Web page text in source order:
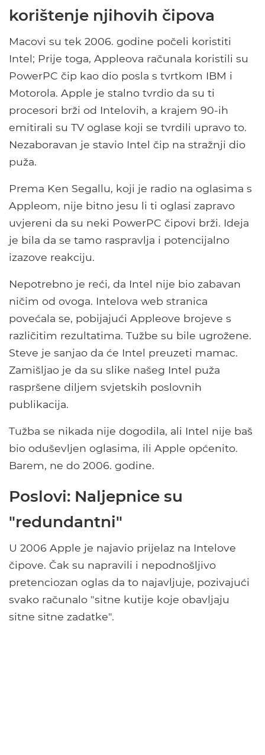
korištenje njihovih čipova
Macovi su tek 2006. godine počeli koristiti
Intel; Prije toga, Appleova računala koristili su
PowerPC čip kao dio posla s tvrtkom IBM i
Motorola. Apple je stalno tvrdio da su ti
procesori brži od Intelovih, a krajem 90-ih
emitirali su TV oglase koji se tvrdili upravo to.
Nezaboravan je stavio Intel čip na stražnji dio
puža.
Prema Ken Segallu, koji je radio na oglasima s
Appleom, nije bitno jesu li ti oglasi zapravo
uvjereni da su neki PowerPC čipovi brži. Ideja
je bila da se tamo raspravlja i potencijalno
izazove reakciju.
Nepotrebno je reći, da Intel nije bio zabavan
ničim od ovoga. Intelova web stranica
povećala se, pobijajući Appleove brojeve s
različitim rezultatima. Tužbe su bile ugrožene.
Steve je sanjao da će Intel preuzeti mamac.
Zamišljao je da su slike našeg Intel puža
raspršene diljem svjetskih poslovnih
publikacija.
Tužba se nikada nije dogodila, ali Intel nije baš
bio oduševljen oglasima, ili Apple općenito.
Barem, ne do 2006. godine.
Poslovi: Naljepnice su
"redundantni"
U 2006 Apple je najavio prijelaz na Intelove
čipove. Čak su napravili i nepodnošljivo
pretenciozan oglas da to najavljuje, pozivajući
svako računalo "sitne kutije koje obavljaju
sitne sitne zadatke".